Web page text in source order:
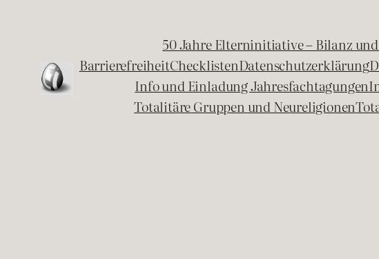
50 Jahre Elterninitiative – Bilanz
BarrierefreiheitChecklistenDatenschutzerklärung
Info und Einladung Jahresfachtagungen
Totalitäre Gruppen und Neureligionen